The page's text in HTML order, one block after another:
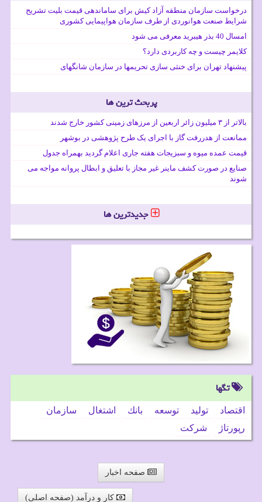
درخواست سازمان منطقه آزاد کیش برای ساماندهی قیمت بلیت تشریح
شرایط صنعت هوانوردی از طرف سازمان هواپیمایی کشوری
امسال 40 بذر هیبرید معرفی می شود
کلایمر چیست و چه کاربردی دارد؟
پیشنهاد تهران برای خنثی سازی تحریمها در سازمان شانگهای
پربحث ترین ها
بالاتر از ۳ میلیون زائر اربعین از مرزهای زمینی کشور خارج شدند
ممانعت از هدررفت گاز با اجرای یک طرح پژوهشی در بوشهر
قیمت عمده میوه و سبزیجات هفته جاری اعلام گردید بهمراه جدول
صنایع در صورت کشف ماینر غیر مجاز با تعلیق و ابطال پروانه مواجه می
شوند
جدیدترین ها
تگها
اقتصاد تولید توسعه بانك اشتغال
سازمان
رپورتاژ
شركت
صفحه اخبار
کار و درآمد (صفحه اصلی)